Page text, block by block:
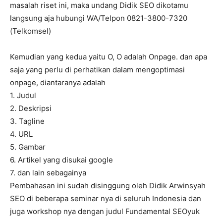
masalah riset ini, maka undang Didik SEO dikotamu
langsung aja hubungi WA/Telpon 0821-3800-7320
(Telkomsel)
Kemudian yang kedua yaitu O, O adalah Onpage. dan apa
saja yang perlu di perhatikan dalam mengoptimasi
onpage, diantaranya adalah
1. Judul
2. Deskripsi
3. Tagline
4. URL
5. Gambar
6. Artikel yang disukai google
7. dan lain sebagainya
Pembahasan ini sudah disinggung oleh Didik Arwinsyah
SEO di beberapa seminar nya di seluruh Indonesia dan
juga workshop nya dengan judul Fundamental SEOyuk